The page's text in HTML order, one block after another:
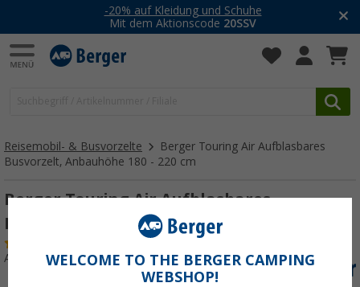
-20% auf Kleidung und Schuhe
Mit dem Aktionscode 20SSV
Reisemobil- & Busvorzelte
Berger Touring Air Aufblasbares
Busvorzelt, Anbauhöhe 180 - 220 cm
Berger Touring Air Aufblasbares
Busvorzelt, Anbauhöhe 180 - 220 cm
Art.-Nr.: 328200WELCOME TO THE BERGER CAMPING
WEBSHOP!